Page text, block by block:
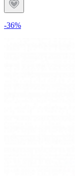
-36%